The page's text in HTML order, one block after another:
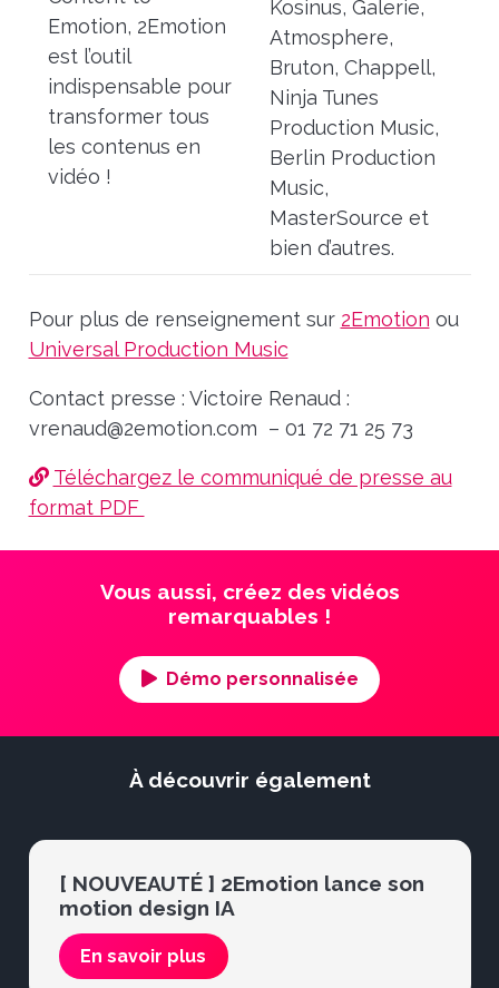
Emotion, 2Emotion
est l’outil
indispensable pour
transformer tous
les contenus en
vidéo !
Kosinus, Galerie,
Atmosphere,
Bruton, Chappell,
Ninja Tunes
Production Music,
Berlin Production
Music,
MasterSource et
bien d’autres.
Pour plus de renseignement sur 2Emotion ou
Universal Production Music
Contact presse : Victoire Renaud :
vrenaud@2emotion.com – 01 72 71 25 73
Téléchargez le communiqué de presse au
format PDF
Vous aussi, créez des vidéos
remarquables !
Démo personnalisée
À découvrir également
[ NOUVEAUTÉ ] 2Emotion lance son
motion design IA
En savoir plus